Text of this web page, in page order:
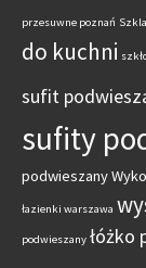
przesuwne poznań
do kuchni
sufit
sufity
podwieszany
łazienki warszawa
podwieszany łóżko